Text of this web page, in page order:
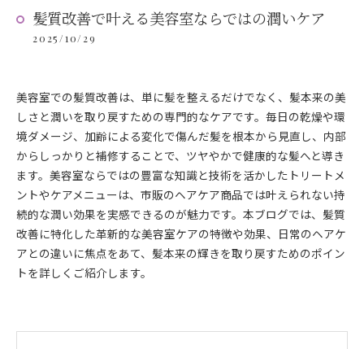
髪質改善で叶える美容室ならではの潤いケア
2025/10/29
美容室での髪質改善は、単に髪を整えるだけでなく、髪本来の美
しさと潤いを取り戻すための専門的なケアです。毎日の乾燥や環
境ダメージ、加齢による変化で傷んだ髪を根本から見直し、内部
からしっかりと補修することで、ツヤやかで健康的な髪へと導き
ます。美容室ならではの豊富な知識と技術を活かしたトリートメ
ントやケアメニューは、市販のヘアケア商品では叶えられない持
続的な潤い効果を実感できるのが魅力です。本ブログでは、髪質
改善に特化した革新的な美容室ケアの特徴や効果、日常のヘアケ
アとの違いに焦点をあて、髪本来の輝きを取り戻すためのポイン
トを詳しくご紹介します。